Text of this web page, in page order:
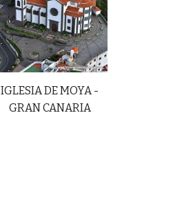
IGLESIA DE MOYA -
GRAN CANARIA